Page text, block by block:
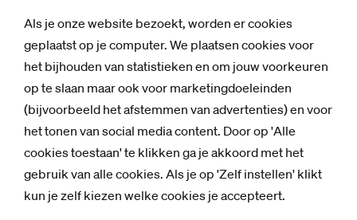
Als je onze website bezoekt, worden er cookies
geplaatst op je computer. We plaatsen cookies voor
het bijhouden van statistieken en om jouw voorkeuren
op te slaan maar ook voor marketingdoeleinden
(bijvoorbeeld het afstemmen van advertenties) en voor
het tonen van social media content. Door op 'Alle
cookies toestaan' te klikken ga je akkoord met het
gebruik van alle cookies. Als je op 'Zelf instellen' klikt
kun je zelf kiezen welke cookies je accepteert.
Studium Generale